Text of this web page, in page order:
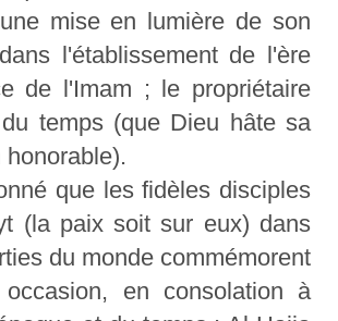
mise en lumière de son
l'établissement de l'ère
de l'Imam ; le propriétaire
temps (que Dieu hâte sa
que les fidèles disciples
(la paix soit sur eux) dans
du monde commémorent
en consolation à